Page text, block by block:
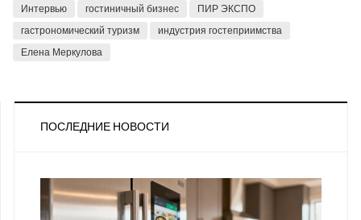
Интервью гостиничный бизнес
ПИР ЭКСПО
гастрономический туризм
индустрия гостеприимства
Елена Меркулова
ПОСЛЕДНИЕ НОВОСТИ